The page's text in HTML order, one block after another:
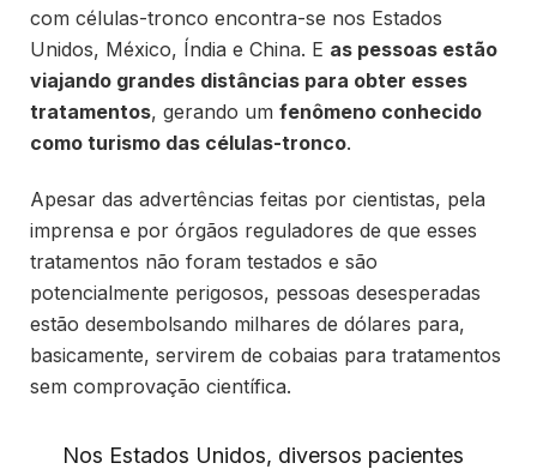
com células-tronco encontra-se nos Estados
Unidos, México, Índia e China. E as pessoas estão
viajando grandes distâncias para obter esses
tratamentos, gerando um fenômeno conhecido
como turismo das células-tronco.
Apesar das advertências feitas por cientistas, pela
imprensa e por órgãos reguladores de que esses
tratamentos não foram testados e são
potencialmente perigosos, pessoas desesperadas
estão desembolsando milhares de dólares para,
basicamente, servirem de cobaias para tratamentos
sem comprovação científica.
Nos Estados Unidos, diversos pacientes